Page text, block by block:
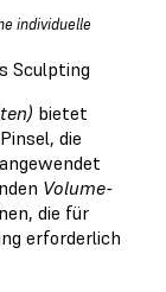
individuelle
Sculpting
bietet
die
Volume-
die für
erforderlich